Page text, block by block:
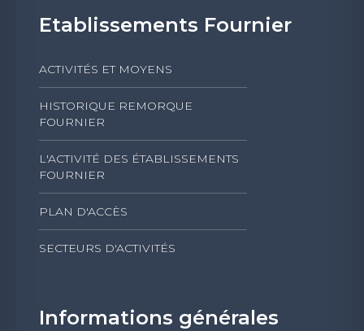
Etablissements Fournier
ACTIVITÉS ET MOYENS
HISTORIQUE REMORQUE
FOURNIER
L'ACTIVITÉ DES ÉTABLISSEMENTS
FOURNIER
PLAN D'ACCÈS
SECTEURS D'ACTIVITÉS
Informations générales